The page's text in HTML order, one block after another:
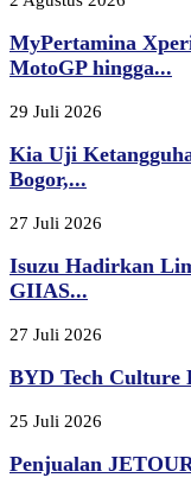
MyPertamina
MotoGP hingga...
29 Juli 2026
Kia Uji
Bogor,...
27 Juli 2026
Isuzu Hadirkan
GIIAS...
27 Juli 2026
BYD Tech Culture
25 Juli 2026
Penjualan